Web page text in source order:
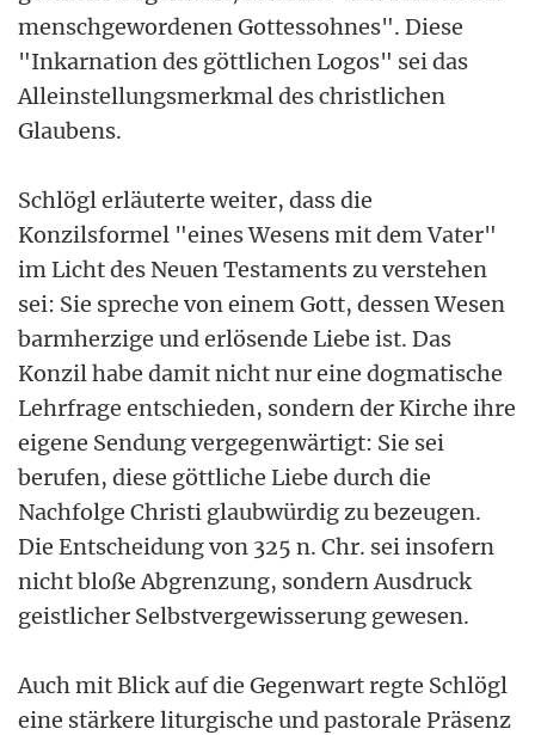
menschgewordenen Gottessohnes". Diese
"Inkarnation des göttlichen Logos" sei das
Alleinstellungsmerkmal des christlichen
Glaubens.
Schlögl erläuterte weiter, dass die
Konzilsformel "eines Wesens mit dem Vater"
im Licht des Neuen Testaments zu verstehen
sei: Sie spreche von einem Gott, dessen Wesen
barmherzige und erlösende Liebe ist. Das
Konzil habe damit nicht nur eine dogmatische
Lehrfrage entschieden, sondern der Kirche ihre
eigene Sendung vergegenwärtigt: Sie sei
berufen, diese göttliche Liebe durch die
Nachfolge Christi glaubwürdig zu bezeugen.
Die Entscheidung von 325 n. Chr. sei insofern
nicht bloße Abgrenzung, sondern Ausdruck
geistlicher Selbstvergewisserung gewesen.
Auch mit Blick auf die Gegenwart regte Schlögl
eine stärkere liturgische und pastorale Präsenz